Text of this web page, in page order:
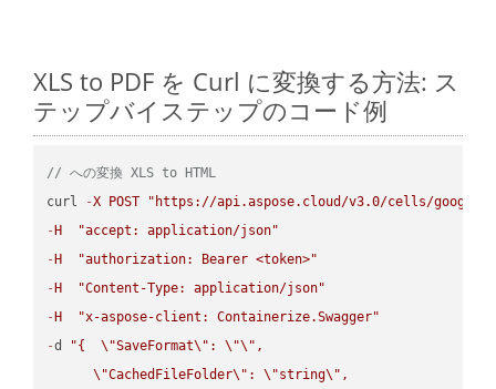
XLS to PDF を Curl に変換する方法: ス
テップバイステップのコード例
// への変換 XLS to HTML
curl
-X POST
"https://api.aspose.cloud/v3.0/cells/
- H
"accept: application/json"
- H
"authorization: Bearer <token>"
- H
"Content-Type: application/json"
- H
"x-aspose-client: Containerize.Swagger"
-d "{ \"SaveFormat\" : \"\" ,
\"CachedFileFolder\" : \"string\" ,